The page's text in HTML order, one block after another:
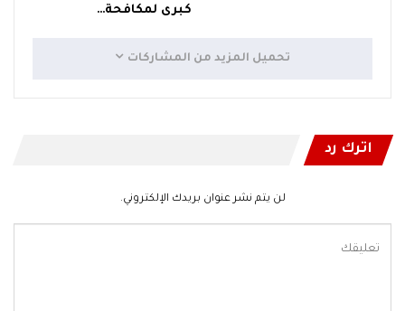
كبرى لمكافحة…
تحميل المزيد من المشاركات
اترك رد
لن يتم نشر عنوان بريدك الإلكتروني.